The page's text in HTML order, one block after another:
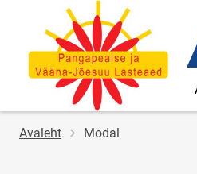
Jälglink
Avaleht Modal